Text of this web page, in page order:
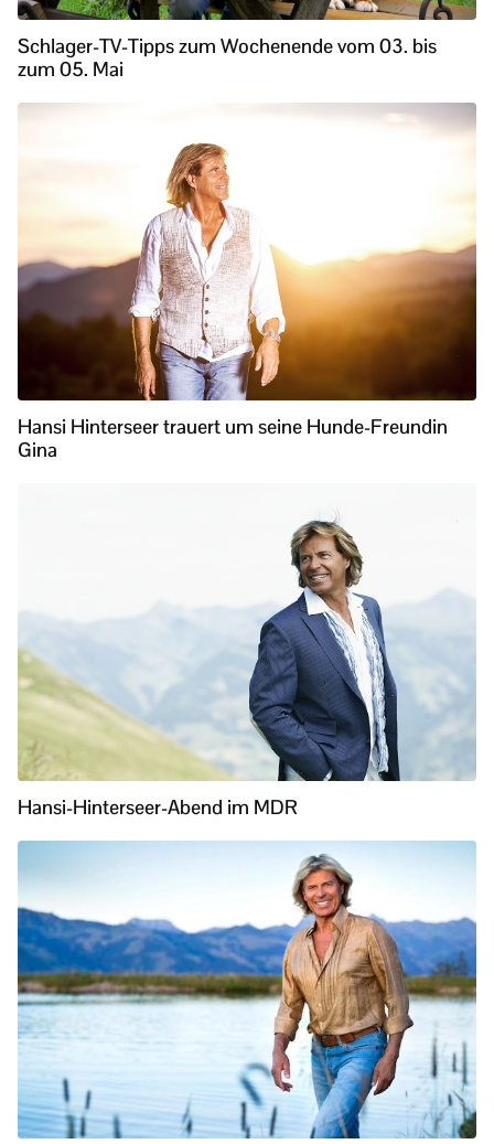
Schlager-TV-Tipps zum Wochenende vom 03. bis
zum 05. Mai
Hansi Hinterseer trauert um seine Hunde-Freundin
Gina
Hansi-Hinterseer-Abend im MDR